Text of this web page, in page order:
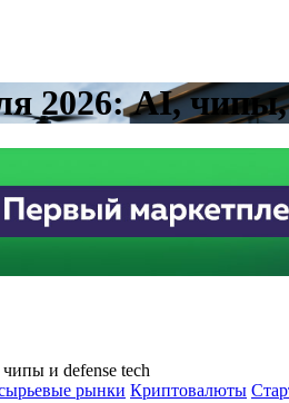
2026: AI, чипы,
и defense tech
рынки Криптовалюты